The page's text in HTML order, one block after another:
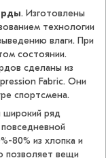
. Изготовлены
технологии
влаги. При
состоянии.
сделаны из
Fabric. Они
спортсмена.
широкий ряд
80% из хлопка и
позволяет вещи